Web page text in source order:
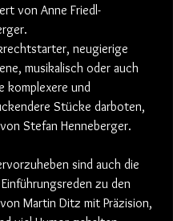
von Anne Friedl-
neugierige
musikalisch oder auch
komplexere und
Stücke darboten,
Stefan Henneberger.
sind auch die
zu den
Martin Ditz mit Präzision,